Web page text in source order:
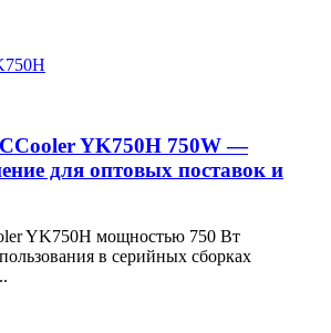
YK750H 750W —
для оптовых поставок и
YK750H мощностью 750 Вт
в серийных сборках